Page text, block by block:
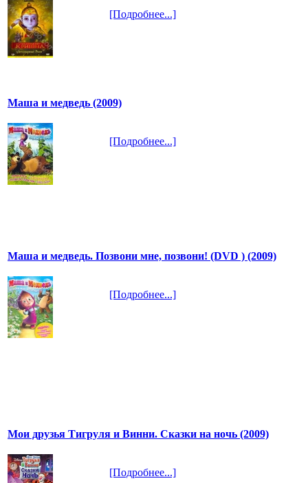
[Подробнее...]
Маша и медведь (2009)
[Подробнее...]
Маша и медведь. Позвони мне, позвони! (DVD ) (2009)
[Подробнее...]
Мои друзья Тигруля и Винни. Сказки на ночь (2009)
[Подробнее...]